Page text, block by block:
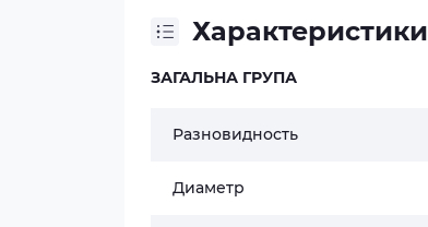
Характеристики
ЗАГАЛЬНА ГРУПА
Разновидность
Диаметр